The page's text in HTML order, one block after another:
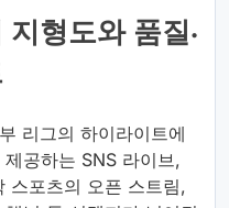
형도와 품질·
리그의 하이라이트에
공하는 SNS 라이브,
스포츠의 오픈 스트림,